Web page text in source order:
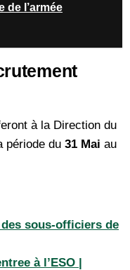
de l’armée
à la Direction du
période du 31 Mai au
sous-officiers de
à l’ESO |